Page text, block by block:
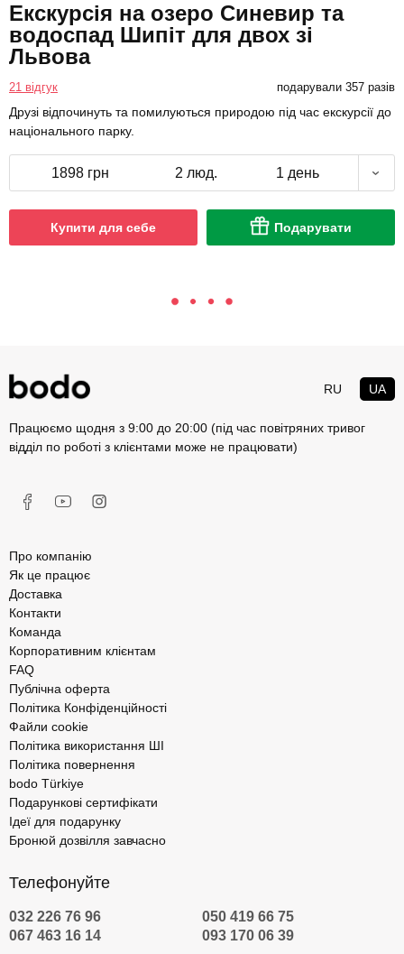
Екскурсія на озеро Синевир та
водоспад Шипіт для двох зі
Львова
21 відгук подарували 357 разів
Друзі відпочинуть та помилуються природою під час екскурсії до
національного парку.
1898 грн 2 люд. 1 день
Купити для себе Подарувати
RU UA
Працюємо щодня з 9:00 до 20:00 (під час повітряних тривог
відділ по роботі з клієнтами може не працювати)
Про компанію
Як це працює
Доставка
Контакти
Команда
Корпоративним клієнтам
FAQ
Публічна оферта
Політика Конфіденційності
Файли cookie
Політика використання ШІ
Політика повернення
bodo Türkiye
Подарункові сертифікати
Ідеї для подарунку
Бронюй дозвілля завчасно
Телефонуйте
032 226 76 96
050 419 66 75
067 463 16 14
093 170 06 39